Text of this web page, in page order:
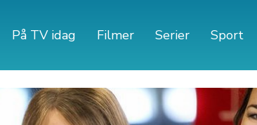
På TV idag Filmer Serier Sport